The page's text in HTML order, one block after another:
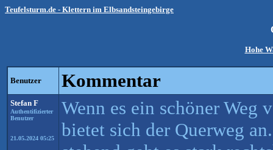
Teufelsturm.de - Klettern im Elbsandsteingebirge
Hohe
Benutzer Kommentar
Stefan F
Authentifizierter
Benutzer
21.05.2024 05:25
Wenn es ein schöner Weg
bietet sich der Querweg